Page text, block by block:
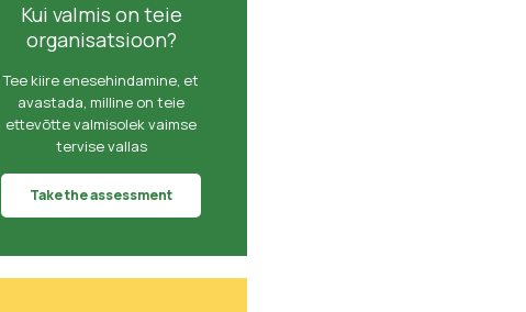
Kui valmis on teie
organisatsioon?
Tee kiire enesehindamine, et
avastada, milline on teie
ettevõtte valmisolek vaimse
tervise vallas
Take the assessment